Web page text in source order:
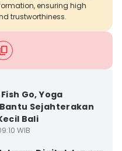
ensuring high
trustworthiness.
Go, Yoga
Sejahterakan
Bali
WIB